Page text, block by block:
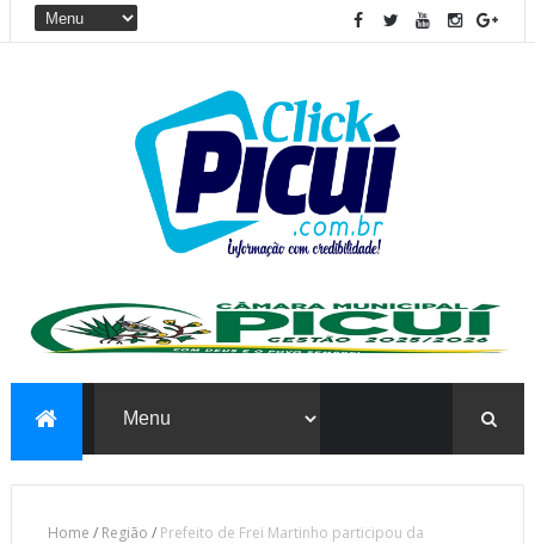
Home / Região / Prefeito de Frei Martinho participou da